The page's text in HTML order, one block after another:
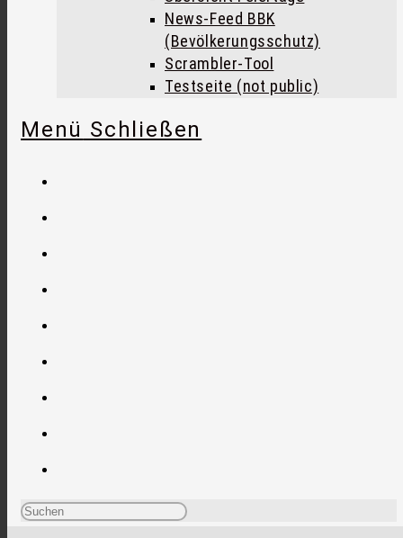
News-Feed BBK
(Bevölkerungsschutz)
Scrambler-Tool
Testseite (not public)
Menü Schließen